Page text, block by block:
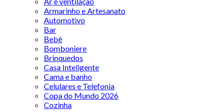
Armarinho e Artesanato
Automotivo
Bar
Bebê
Bomboniere
Brinquedos
Casa Inteligente
Cama e banho
Celulares e Telefonia
Copa do Mundo 2026
Cozinha